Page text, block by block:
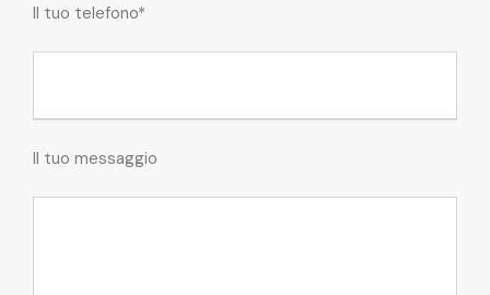
Il tuo telefono*
Il tuo messaggio